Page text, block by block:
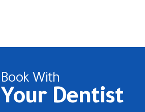
Book With
Your Dentist